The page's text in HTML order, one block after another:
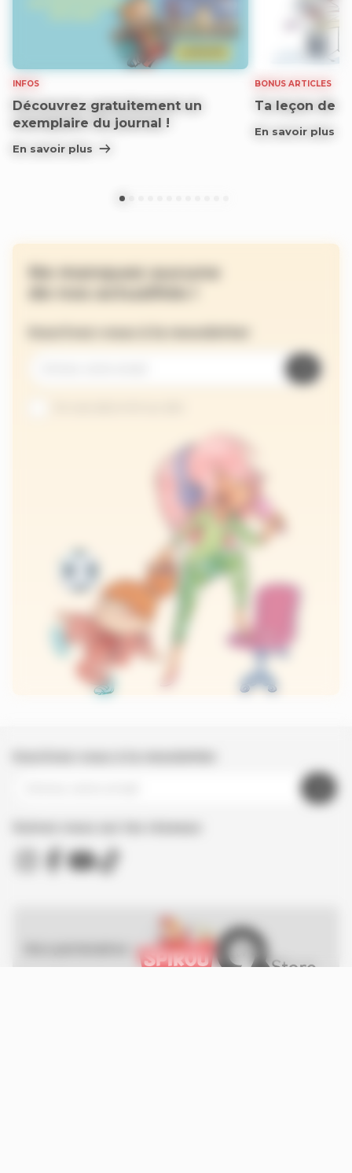
INFOS
Découvrez gratuitement un
exemplaire du journal !
En savoir plus
BONUS ARTICLES
Ta leçon de
En savoir plus
Ne manquez aucune